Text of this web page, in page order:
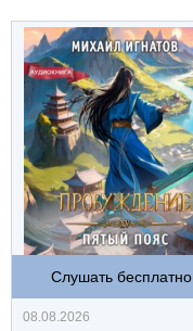
Слушать бесплатно
08.08.2026